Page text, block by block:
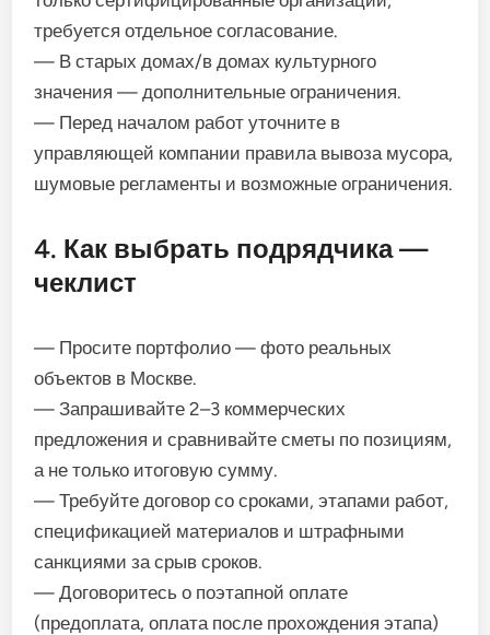
требуется отдельное согласование.
— В старых домах/в домах культурного
значения — дополнительные ограничения.
— Перед началом работ уточните в
управляющей компании правила вывоза мусора,
шумовые регламенты и возможные ограничения.
4. Как выбрать подрядчика —
чеклист
— Просите портфолио — фото реальных
объектов в Москве.
— Запрашивайте 2–3 коммерческих
предложения и сравнивайте сметы по позициям,
а не только итоговую сумму.
— Требуйте договор со сроками, этапами работ,
спецификацией материалов и штрафными
санкциями за срыв сроков.
— Договоритесь о поэтапной оплате
(предоплата, оплата после прохождения этапа)